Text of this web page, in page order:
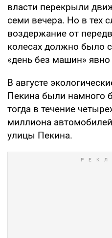
власти перекрыли
семи вечера. Но в тех
воздержание от
колесах должно было
«день без машин» явно
В августе
Пекина были намного
тогда в течение
миллиона
улицы Пекина.